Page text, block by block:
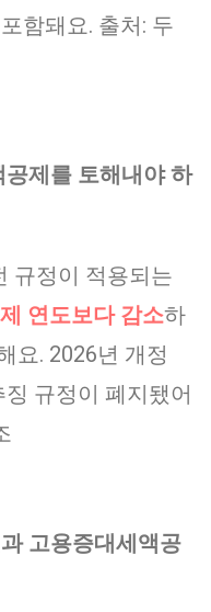
함돼요. 출처: 두
제를 토해내야 하
규정이 적용되는
연도보다 감소하
요. 2026년 개정
규정이 폐지됐어
고용증대세액공